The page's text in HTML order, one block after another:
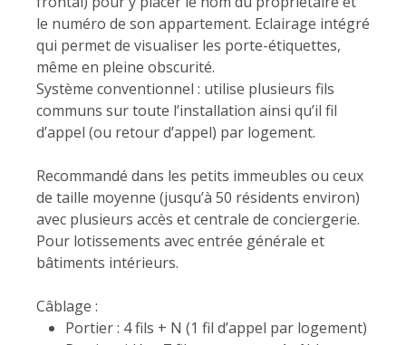
le numéro de son appartement. Eclairage intégré
qui permet de visualiser les porte-étiquettes,
même en pleine obscurité.
Système conventionnel : utilise plusieurs fils
communs sur toute l’installation ainsi qu’il fil
d’appel (ou retour d’appel) par logement.
Recommandé dans les petits immeubles ou ceux
de taille moyenne (jusqu’à 50 résidents environ)
avec plusieurs accès et centrale de conciergerie.
Pour lotissements avec entrée générale et
bâtiments intérieurs.
Câblage :
Portier : 4 fils + N (1 fil d’appel par logement)